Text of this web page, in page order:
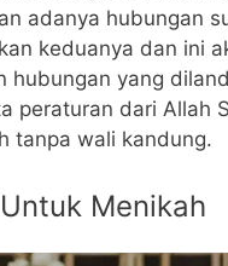
adanya hubungan
keduanya dan ini
hubungan yang
peraturan dari Allah
tanpa wali kandung.
Menikah